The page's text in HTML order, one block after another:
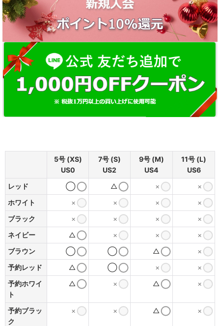
5号 (XS)
US0
7号 (S)
US2
9号 (M)
US4
11号 (L)
US6
レッド
◯ △ ×
×
ホワイト
× × ×
×
ブラック
× × ×
×
ネイビー
△ × ×
×
ブラウン
◯ ◯ △
×
予約レッド
△ ◯ ×
×
予約ホワイ
ト
△ × △ ×
予約ブラッ
ク
× × △ ×